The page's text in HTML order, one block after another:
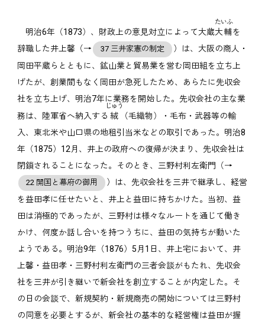
明治6年（1873）、財政上の意見対立によって大蔵大輔
たいふ
を
辞職した井上馨（→
37 三井家憲の制定
）は、大阪の商人・
岡田平蔵らとともに、鉱山業と貿易業を営む岡田組を立ち上
げたが、創業間もなく岡田が急死したため、あらたに先収会
社を立ち上げ、明治7年に業務を開始した。先収会社の主な業
務は、陸軍省へ納入する 絨
じゅう
（毛織物）・毛布・武器等の輸
入、東北米や山口県の地租引当米などの取引であった。明治8
年（1875）12月、井上の政府への復帰が決まり、先収会社は
閉鎖されることになった。そのとき、三野村利左衛門（→
22 開国と幕府の御用
）は、先収会社を三井で継承し、経営
を益田孝に任せたいと、井上と益田に持ちかけた。当初、益
田は消極的であったが、三野村は様々なルートを通じて働き
かけ、何度か話し合いを持つうちに、益田の気持ちが動いた
ようである。明治9年（1876）5月1日、井上宅において、井
上馨・益田孝・三野村利左衛門の三者会談がもたれ、先収会
社を三井が引き継いで新会社を創立することが内定した。そ
の日の会談で、新規契約・新規商売の開始については三野村
の同意を必要とするが、新会社の基本的な経営権は益田が握